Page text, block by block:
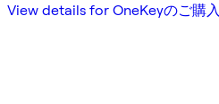
View details for OneKeyのご購入